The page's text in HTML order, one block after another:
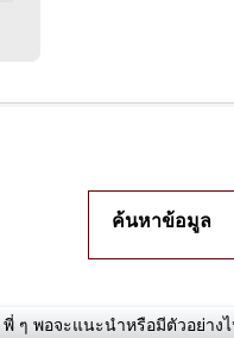
ค้นหาข้อมูล
พี่ ๆ พอจะแนะนำหรือมีตัวอย่าง